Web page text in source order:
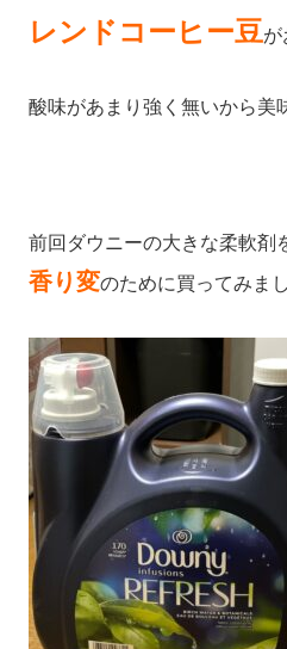
レンドコーヒー豆が
酸味があまり強く無いから美
前回ダウニーの大きな柔軟剤
香り変のために買ってみまし